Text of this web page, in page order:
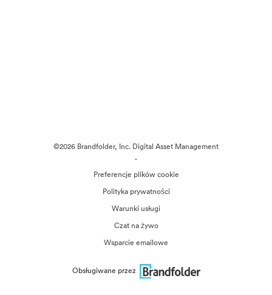
©2026 Brandfolder, Inc. Digital Asset Management
·
Preferencje plików cookie
Polityka prywatności
Warunki usługi
Czat na żywo
Wsparcie emailowe
Obsługiwane przez